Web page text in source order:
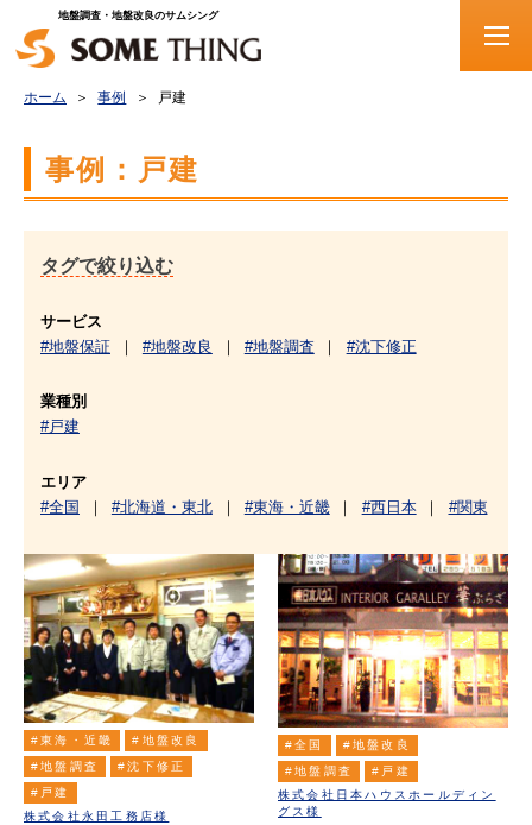
地盤調査・地盤改良のサムシング
ホーム 事例 戸建
事例：戸建
タグで絞り込む
サービス
#地盤保証
#地盤改良 #地盤調査 #沈下修正
業種別
#戸建
エリア
#全国
#北海道・東北 #東海・近畿 #西日本 #関東
#東海・近畿
#地盤改良
#地盤調査
#沈下修正
#戸建
株式会社永田工務店様
#全国
#地盤改良
#地盤調査
#戸建
株式会社日本ハウスホールディン
グス様